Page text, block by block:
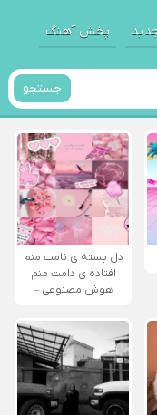
پخش آهنگ
جستجو
دل بسته ی نامت منم
افتاده ی دامت منم
هوش مصنوعی –